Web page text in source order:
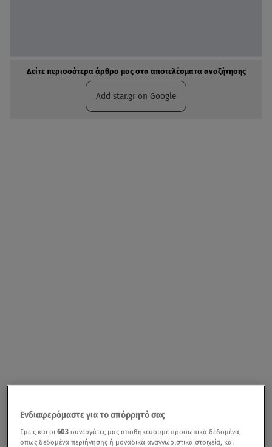
Δείτε περισσότερα άρθρα μας στα αποτελέσματα αναζήτησης
Add star.gr on Google
Ενδιαφερόμαστε για το απόρρητό σας
Εμείς και οι603 συνεργάτες μας αποθηκεύουμε προσωπικά δεδομένα,
όπως δεδομένα περιήγησης ή μοναδικά αναγνωριστικά στοιχεία, και